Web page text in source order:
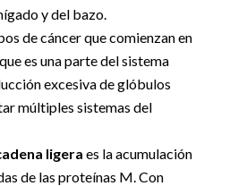
y del bazo.
de cáncer que comienzan en
es una parte del sistema
excesiva de glóbulos
múltiples sistemas del
ligera es la acumulación
de las proteínas M. Con